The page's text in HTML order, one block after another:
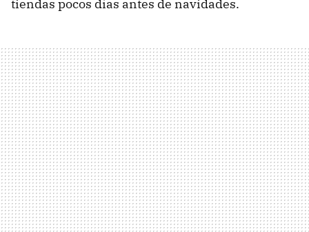
tiendas pocos días antes de navidades.